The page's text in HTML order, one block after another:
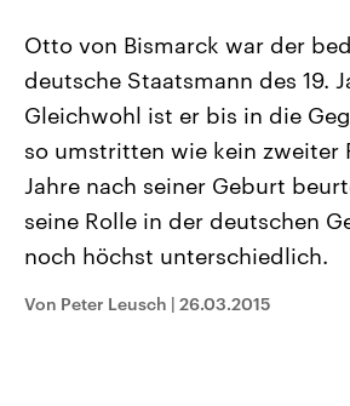
Landtagswahl Sachsen-Anhalt
2026
Alle Informationen
Sachsen-Anhalt wählt am 6.
September 2026 einen neuen
Landtag. Seit 2021 wird das
Bundesland von einer Koalition aus
Umfragen, Prognosen,
und Hintergründe zu den Parteien
und Kandidaten der anstehenden
Sendungen Programm
Otto von Bismarck war der
deutsche Staatsmann des 19.
Gleichwohl ist er bis in die
so umstritten wie kein zweiter
Jahre nach seiner Geburt
seine Rolle in der deutschen
noch höchst unterschiedlich.
Von Peter Leusch | 26.03.2015